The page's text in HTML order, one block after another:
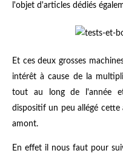
l'objet d'articles dédiés
Et ces deux grosses
intérêt à cause de la
tout au long de l'année
dispositif un peu allégé cette
amont.
En effet il nous faut pour